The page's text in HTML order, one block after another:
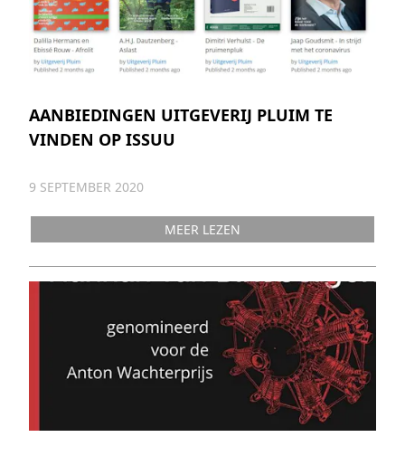
AANBIEDINGEN UITGEVERIJ PLUIM TE
VINDEN OP ISSUU
9 SEPTEMBER 2020
MEER LEZEN